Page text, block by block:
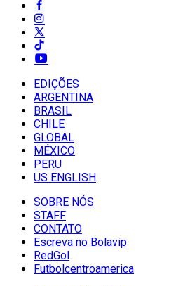
EDIÇÕES
ARGENTINA
BRASIL
CHILE
GLOBAL
MÉXICO
PERU
US ENGLISH
SOBRE NÓS
STAFF
CONTATO
Escreva no Bolavip
RedGol
Futbolcentroamerica